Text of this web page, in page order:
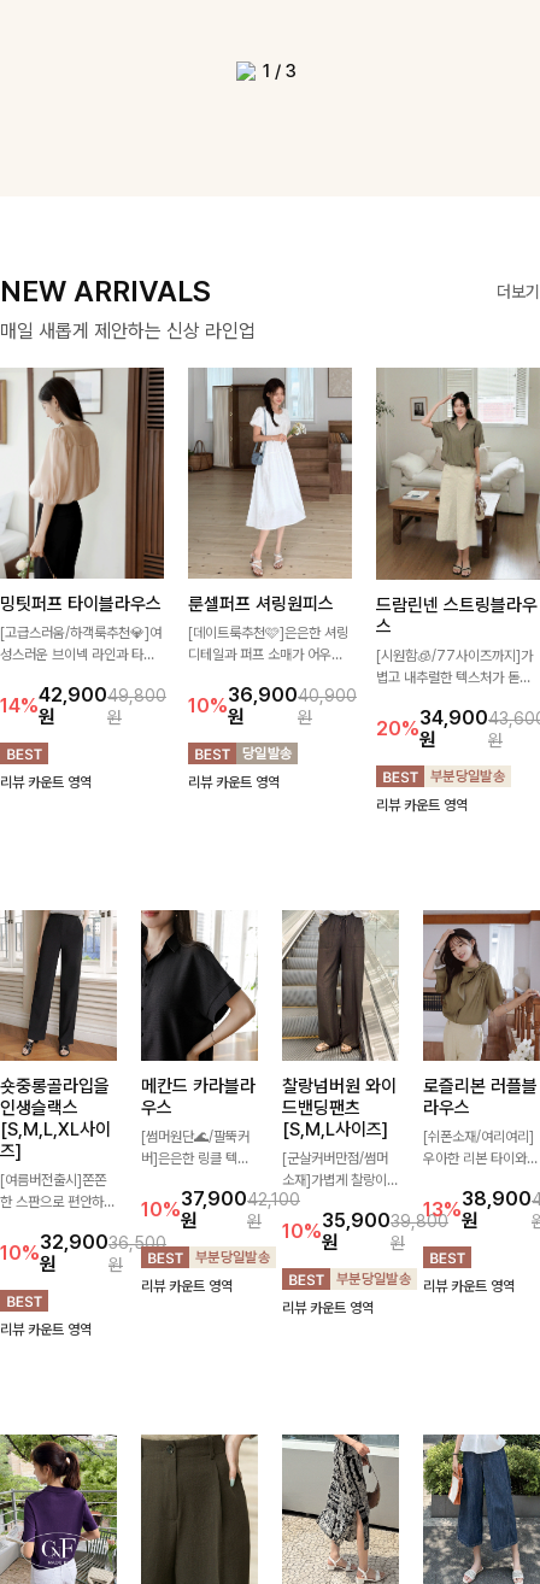
1 / 3
NEW ARRIVALS 더보기
매일 새롭게 제안하는 신상 라인업
밍팃퍼프 타이블라우스
[고급스러움/하객룩추천💎]여
성스러운 브이넥 라인과 타이
드를 완성해주는 7부 블라우
스 🤍 여유로운 7부 소매로 편
안하게 착용되며 데일리룩부터
출근룩, 하객룩까지 세련된 스
타일링을 연출하기 좋은 아이
14%42,900
원
49,800
원
리뷰 카운트 영역
룬셀퍼프 셔링원피스
[데이트룩추천🩷]은은한 셔링
디테일과 퍼프 소매가 어우러
주는 원피스🤍 허리 스모크 밴
딩이 슬림한 실루엣을 연출해
주며, 자연스럽게 퍼지는 플레
어 라인으로 여성스럽고 편안
하게 즐기기 좋아요
10%36,900
원
40,900
원
리뷰 카운트 영역
드람린넨 스트링블라우
스
[시원함🧊/77사이즈까지]가
볍고 내추럴한 텍스처가 돋보
슬릿 카라 디자인이 얼굴선을
더욱 시원하게 연출해드립니다
🤍🌿
20%34,900
원
원
리뷰 카운트 영역
숏중롱골라입을
인생슬랙스
[S,M,L,XL사이
즈]
[여름버전출시]쫀쫀
한 스판으로 편안하게
좋은 데일리 슬랙스!
숏·기본·롱 기장과 와
이드·부츠컷 핏까지
취향에 맞게 선택할
수 있어 더욱 만족스
10%32,900
원
36,500
원
리뷰 카운트 영역
메칸드 카라블라
우스
[썸머원단🌊/팔뚝커
버]은은한 링클 텍스
이 만나 내추럴하면서
도 세련된 무드를 연
출해주는 블라우스-
데일리룩부터 출근룩
까지 다양하게 활용하
10%37,900
원
42,100
원
리뷰 카운트 영역
찰랑넘버원 와이
드밴딩팬츠
[S,M,L사이즈]
[군살커버만점/썸머
소재]가볍게 찰랑이는
원단과 여유로운 와이
드 핏으로 하루 종일
편안하게 착용하실 수
있는 팬츠입니다 🖤
✨ 허리 전체 밴딩과
스트링 디테일로 안정
10%35,900
원
39,800
원
리뷰 카운트 영역
로즐리본 러플블
라우스
[쉬폰소재/여리여리]
우아한 리본 타이와
플 디테일이 여성스러
운 분위기를 더해주는
블라우스 🤎 하늘하
늘한 소재감과 여유롭
게 떨어지는 실루엣으
13%38,900
원
리뷰 카운트 영역